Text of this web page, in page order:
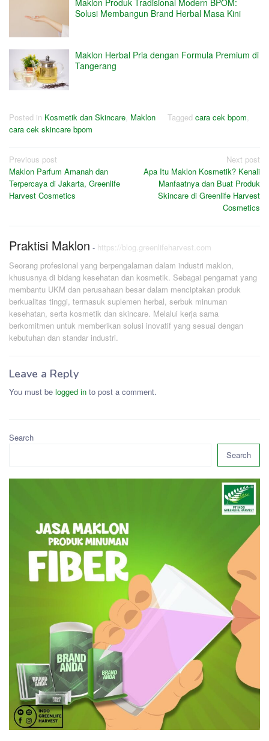
Solusi Membangun Brand Herbal Masa Kini
Maklon Herbal Pria dengan Formula Premium di
Tangerang
Posted in Kosmetik dan Skincare Maklon Tagged cara cek bpom
cara cek skincare bpom
Post
navigation
Previous post
Maklon Parfum Amanah dan
Terpercaya di Jakarta, Greenlife
Harvest Cosmetics
Next post
Apa Itu Maklon Kosmetik? Kenali
Manfaatnya dan Buat Produk
Skincare di Greenlife Harvest
Cosmetics
Praktisi Maklon - https://blog.greenlifeharvest.com
Seorang profesional yang berpengalaman dalam industri maklon,
khususnya di bidang kesehatan dan kosmetik. Sebagai pengamat yang
membantu UKM dan perusahaan besar dalam menciptakan produk
berkualitas tinggi, termasuk suplemen herbal, serbuk minuman
kesehatan, serta kosmetik dan skincare. Melalui kerja sama
berkomitmen untuk memberikan solusi inovatif yang sesuai dengan
kebutuhan dan standar industri.
Leave a Reply
You must be logged in to post a comment.
Search
Search